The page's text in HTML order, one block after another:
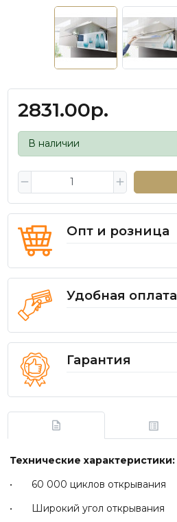
2831.00р.
В наличии
Опт и розница
Удобная оплата
Гарантия
Технические характеристики:
• 60 000 циклов открывания
• Широкий угол открывания